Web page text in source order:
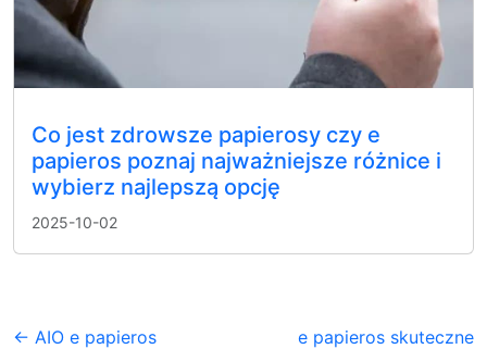
Co jest zdrowsze papierosy czy e
papieros poznaj najważniejsze różnice i
wybierz najlepszą opcję
2025-10-02
← AIO e papieros
e papieros skuteczne